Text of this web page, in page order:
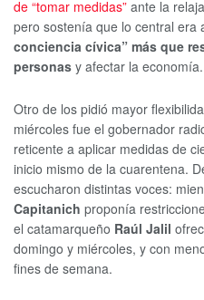
de “tomar medidas” ante la
pero sostenía que lo central era
conciencia cívica” más que
personas y afectar la economía.
Otro de los pidió mayor
miércoles fue el gobernador
reticente a aplicar medidas de
inicio mismo de la cuarentena.
escucharon distintas voces:
Capitanich proponía
el catamarqueño Raúl Jalil
domingo y miércoles, y con
fines de semana.